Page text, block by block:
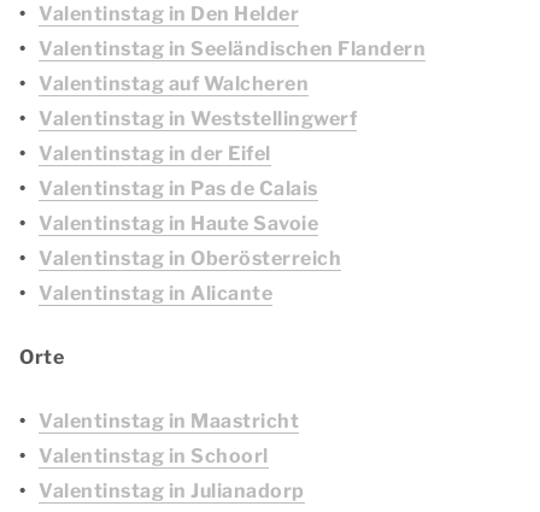
Valentinstag in Den Helder
Valentinstag in Seeländischen Flandern
Valentinstag auf Walcheren
Valentinstag in Weststellingwerf
Valentinstag in der Eifel
Valentinstag in Pas de Calais
Valentinstag in Haute Savoie
Valentinstag in Oberösterreich
Valentinstag in Alicante
Orte
Valentinstag in Maastricht
Valentinstag in Schoorl
Valentinstag in Julianadorp